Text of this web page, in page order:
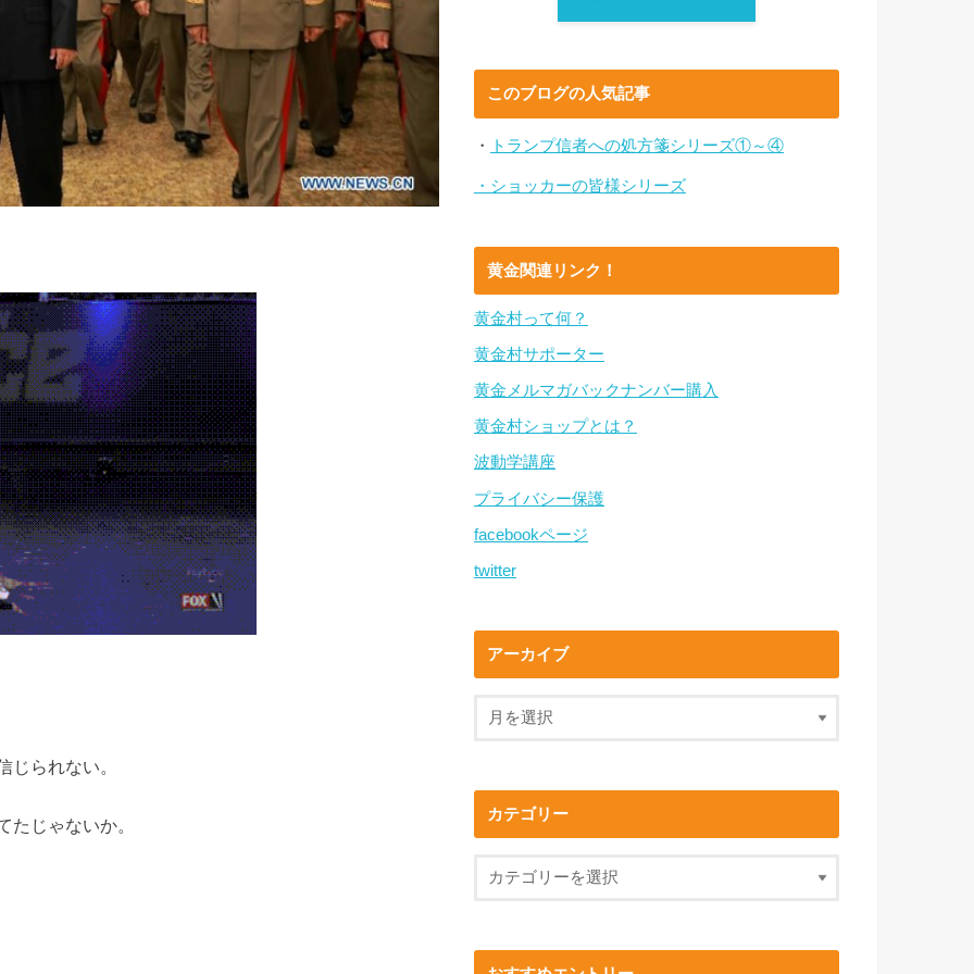
じられない。
じゃないか。
このブログの人気記事
・ トランプ信者への処方箋シリーズ①～④
・ショッカーの皆様シリーズ
黄金関連リンク！
黄金村って何？
黄金村サポーター
黄金メルマガバックナンバー購入
黄金村ショップとは？
波動学講座
プライバシー保護
facebookページ
twitter
アーカイブ
カテゴリー